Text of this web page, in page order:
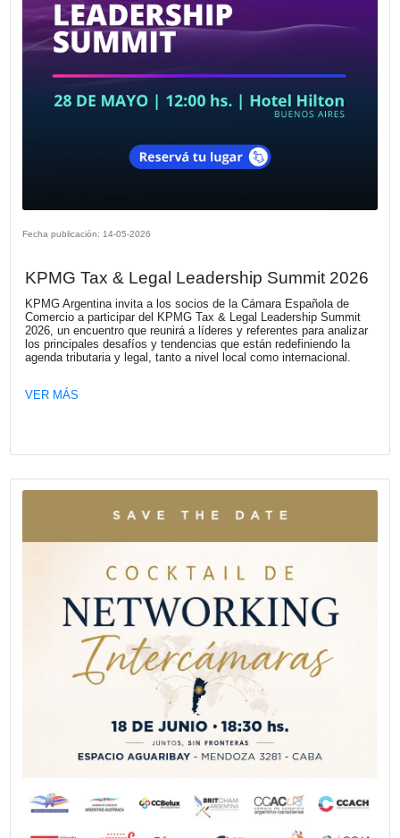
La Cámara Española de Comercio le
bienvenida a su nuevo socio Daniel
Uría
El Clan es una red de profesionales liderada por Daniel
posicionamiento estratégico, desarrollo comercial,
gestión y crecimiento.
VER MÁS
Fecha publicación: 22-05-2026
Mapfre auspició la 19ª edición de los
“El Auto Más Seguro”
La compañía volvió a apoyar esta iniciativa de CESVI
la revista “Crash Test” en la que se premian los autos
lanzados en 2025. La edición 2026 tiene un significado
CESVI cumple 30 años.